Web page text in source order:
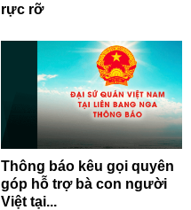
rực rỡ
Thông báo kêu gọi quyên
góp hỗ trợ bà con người
Việt tại...